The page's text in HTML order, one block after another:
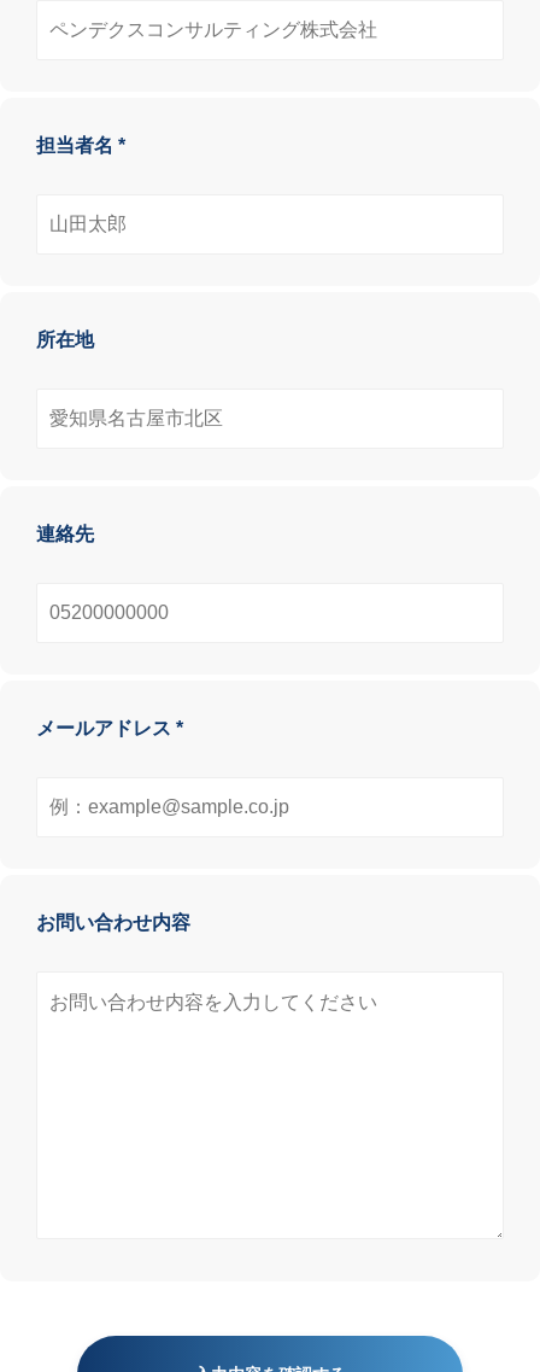
担当者名 *
所在地
連絡先
メールアドレス *
お問い合わせ内容